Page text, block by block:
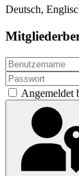
Deutsch,
Angemeldet